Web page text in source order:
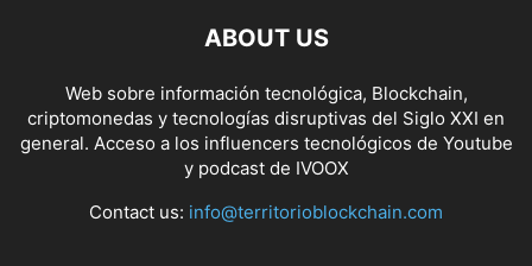
ABOUT US
Web sobre información tecnológica, Blockchain,
criptomonedas y tecnologías disruptivas del Siglo XXI en
general. Acceso a los influencers tecnológicos de Youtube
y podcast de IVOOX
Contact us: info@territorioblockchain.com